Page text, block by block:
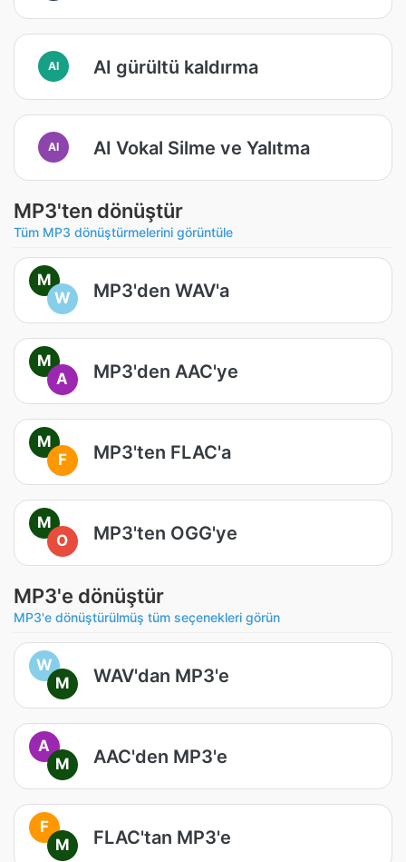
AI AI gürültü kaldırma
AI AI Vokal Silme ve Yalıtma
MP3'ten dönüştür
Tüm MP3 dönüştürmelerini görüntüle
M
W
MP3'den WAV'a
M
A
MP3'den AAC'ye
M
F
MP3'ten FLAC'a
M
O
MP3'ten OGG'ye
MP3'e dönüştür
MP3'e dönüştürülmüş tüm seçenekleri görün
W
M
WAV'dan MP3'e
A
M
AAC'den MP3'e
F
M
FLAC'tan MP3'e